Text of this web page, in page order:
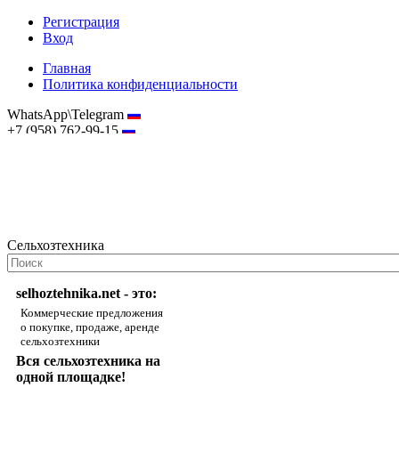
Регистрация
Вход
Главная
Политика конфиденциальности
WhatsApp\Telegram
+7 (958) 762-99-15
Сельхозтехника
selhoztehnika.net - это:
Коммерческие предложения
о покупке, продаже, аренде
сельхозтехники
Вся сельхозтехника на
одной площадке!